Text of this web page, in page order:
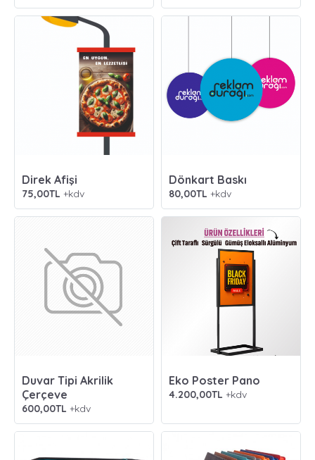
Direk Afişi
75,00TL +kdv
Dönkart Baskı
80,00TL +kdv
Duvar Tipi Akrilik
Çerçeve
600,00TL +kdv
Eko Poster Pano
4.200,00TL +kdv